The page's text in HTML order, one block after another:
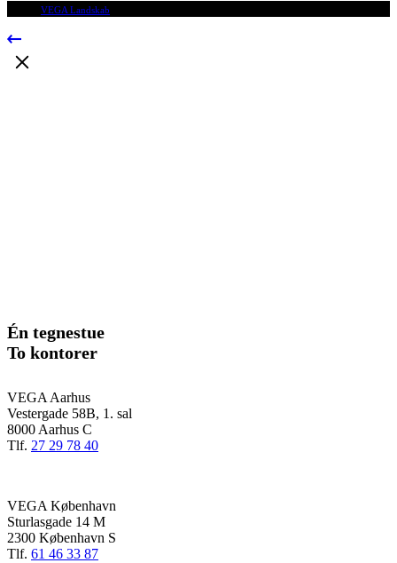
VEGA Landskab
Én tegnestue
To kontorer
VEGA Aarhus
Vestergade 58B, 1. sal
8000 Aarhus C
Tlf. 27 29 78 40
VEGA København
Sturlasgade 14 M
2300 København S
Tlf. 61 46 33 87